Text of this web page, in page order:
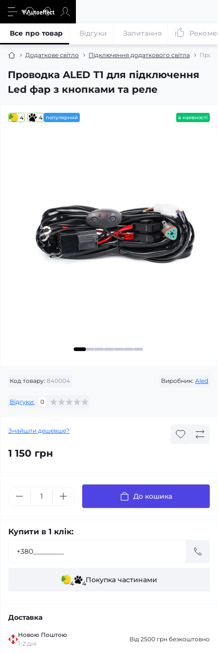
Додаткове світло Підключення додаткового світла
Проводка ALED T1 для підключення
Led фар з кнопками та реле
Все про товар Відгуки Запитання
4 4 популярний в наявності
Код товару: 840004 Виробник: Aled
Відгуки: 0
Знайшли дешевше?
1 150 грн
До кошика
Купити в 1 клік:
4 4Покупка частинами
Доставка
Новою Поштою
1-2 дні
Від 2500 грн безкоштовно